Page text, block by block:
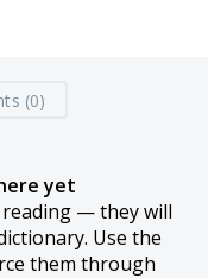
(0)
yet
— they will
Use the
them through